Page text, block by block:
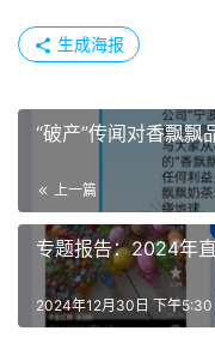
生成海报
“破产”传闻对香飘
上一篇
专题报告：2024年
2024年12月30日 下午5:30